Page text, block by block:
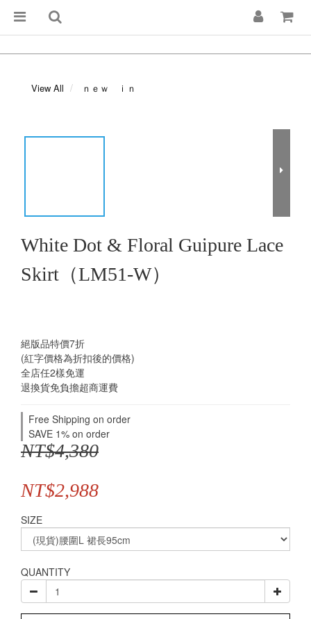
View All ｎｅｗ ｉｎ
White Dot & Floral Guipure Lace
Skirt（LM51-W）
絕版品特價7折
(紅字價格為折扣後的價格)
全店任2樣免運
退換貨免負擔超商運費
Free Shipping on order
SAVE 1% on order
NT$4,380
NT$2,988
SIZE
QUANTITY